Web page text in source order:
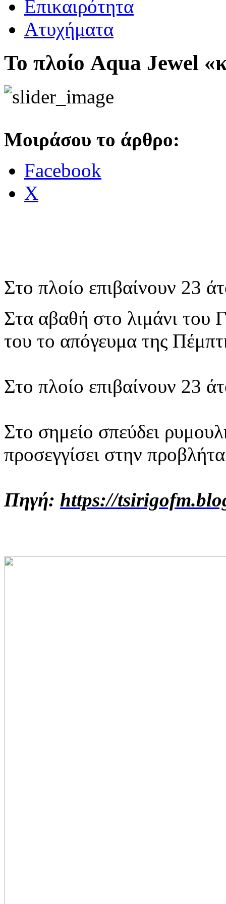
Επικαιρότητα
Ατυχήματα
Το πλοίο Aqua Jewel
Μοιράσου το άρθρο:
Facebook
Χ
Στο πλοίο επιβαίνουν 23
Στα αβαθή στο λιμάνι του
του το απόγευμα της
Στο πλοίο επιβαίνουν 23
Στο σημείο σπεύδει
προσεγγίσει στην
Πηγή: https://